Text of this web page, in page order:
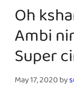
Oh
Ambi
Super
May 17, 2020by